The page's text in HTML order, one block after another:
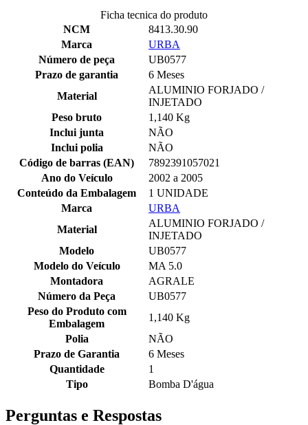
Ficha tecnica do produto
NCM
8413.30.90
Marca
URBA
Número de peça
UB0577
Prazo de garantia
6 Meses
Material
ALUMINIO FORJADO /
INJETADO
Peso bruto
1,140 Kg
Inclui junta
NÃO
Inclui polia
NÃO
Código de barras (EAN)
7892391057021
Ano do Veículo
2002 a 2005
Conteúdo da Embalagem
1 UNIDADE
Marca
URBA
Material
ALUMINIO FORJADO /
INJETADO
Modelo
UB0577
Modelo do Veículo
MA 5.0
Montadora
AGRALE
Número da Peça
UB0577
Peso do Produto com
Embalagem
1,140 Kg
Polia
NÃO
Prazo de Garantia
6 Meses
Quantidade
1
Tipo
Bomba D'água
Perguntas e Respostas